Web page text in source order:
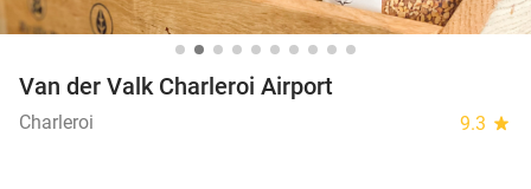
Van der Valk Charleroi Airport
Charleroi 9.3 star